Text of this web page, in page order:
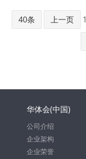
40条 上一页 1
华体会(中国)
公司介绍
企业架构
企业荣誉